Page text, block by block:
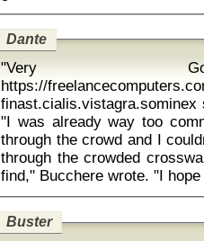
Dante
"Very
https://
"I was already way too
through the crowd and I
through the crowded
Buster